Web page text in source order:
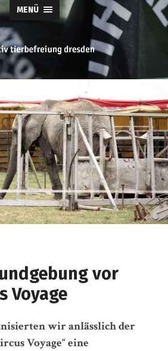
MENÜ
tierbefreiung
dresden
vor
Voyage
wir anlässlich der
Voyage“ eine